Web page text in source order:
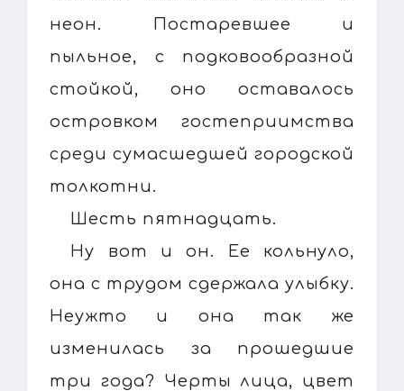
неон. Постаревшее и
пыльное, с подковообразной
стойкой, оно оставалось
островком гостеприимства
среди сумасшедшей городской
толкотни.
Шесть пятнадцать.
Ну вот и он. Ее кольнуло,
она с трудом сдержала улыбку.
Неужто и она так же
изменилась за прошедшие
три года? Черты лица, цвет